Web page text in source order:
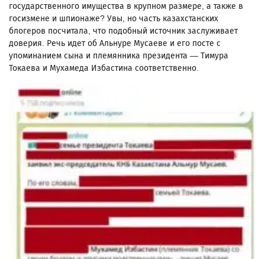
государственного имущества в крупном размере, а также в
госизмене и шпионаже? Увы, но часть казахстанских
блогеров посчитала, что подобный источник заслуживает
доверия. Речь идет об Альнуре Мусаеве и его посте с
упоминанием сына и племянника президента — Тимура
Токаева и Мухамеда Избастина соответственно.